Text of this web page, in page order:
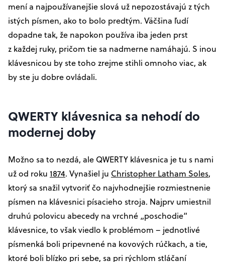
mení a najpoužívanejšie slová už nepozostávajú z tých
istých písmen, ako to bolo predtým. Väčšina ľudí
dopadne tak, že napokon používa iba jeden prst
z každej ruky, pričom tie sa nadmerne namáhajú. S inou
klávesnicou by ste toho zrejme stihli omnoho viac, ak
by ste ju dobre ovládali.
QWERTY klávesnica sa nehodí do
modernej doby
Možno sa to nezdá, ale QWERTY klávesnica je tu s nami
už od roku 1874. Vynašiel ju Christopher Latham Soles,
ktorý sa snažil vytvoriť čo najvhodnejšie rozmiestnenie
písmen na klávesnici písacieho stroja. Najprv umiestnil
druhú polovicu abecedy na vrchné „poschodie“
klávesnice, to však viedlo k problémom – jednotlivé
písmenká boli pripevnené na kovových rúčkach, a tie,
ktoré boli blízko pri sebe, sa pri rýchlom stláčaní